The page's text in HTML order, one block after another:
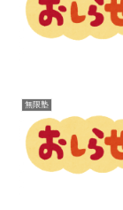
無限塾